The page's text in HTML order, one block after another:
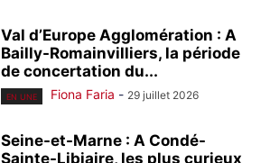
Val d’Europe Agglomération : A
Bailly-Romainvilliers, la période
de concertation du...
EN UNE Fiona Faria - 29 juillet 2026
Seine-et-Marne : A Condé-
Sainte-Libiaire, les plus curieux